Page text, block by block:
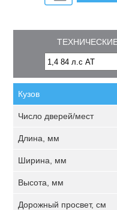
Кузов
Число дверей/мест
Длина, мм
Ширина, мм
Высота, мм
Дорожный просвет, см